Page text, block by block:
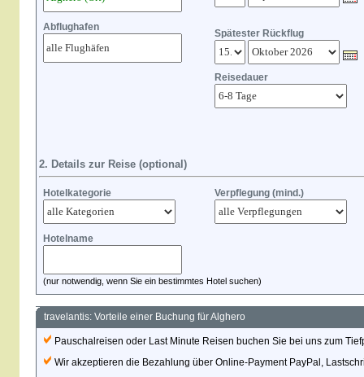
Abflughafen
Spätester Rückflug
Reisedauer
2. Details zur Reise (optional)
Hotelkategorie Verpflegung (mind.)
Hotelname
(nur notwendig, wenn Sie ein bestimmtes Hotel suchen)
travelantis: Vorteile einer Buchung für Alghero
Pauschalreisen oder Last Minute Reisen buchen Sie bei uns zum
Wir akzeptieren die Bezahlung über Online-Payment PayPal,